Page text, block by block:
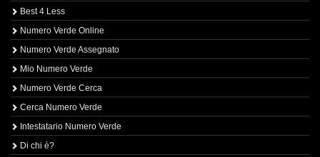
Best 4 Less
Numero Verde Online
Numero Verde Assegnato
Mio Numero Verde
Numero Verde Cerca
Cerca Numero Verde
Intestatario Numero Verde
Di chi è?